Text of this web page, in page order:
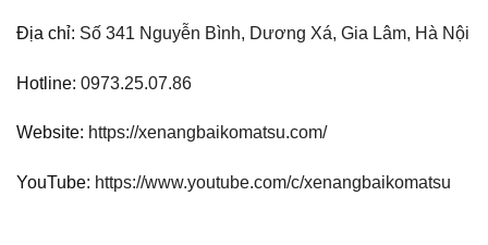
Địa chỉ: Số 341 Nguyễn Bình, Dương Xá, Gia Lâm, Hà Nội
Hotline: 0973.25.07.86
Website: https://xenangbaikomatsu.com/
YouTube: https://www.youtube.com/c/xenangbaikomatsu